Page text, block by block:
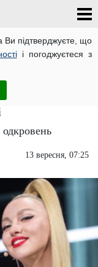
підтверджуєте, що
і погоджуєтеся з
п'яна Оля
про
13 вересня, 07:25